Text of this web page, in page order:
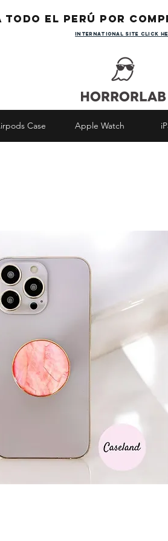
el Perú por
international site click
Case Apple Watch